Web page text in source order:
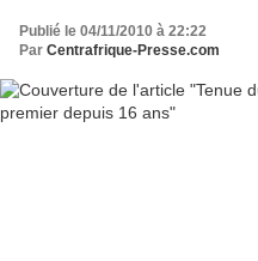
Publié le 04/11/2010 à 22:22
Par Centrafrique-Presse.com